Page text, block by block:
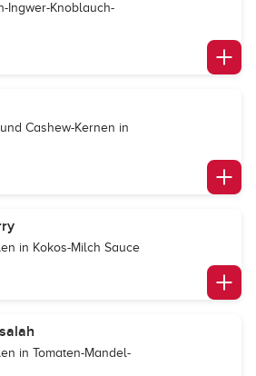
Ingwer-Knoblauch-
Cashew-Kernen in
in Kokos-Milch Sauce
in Tomaten-Mandel-